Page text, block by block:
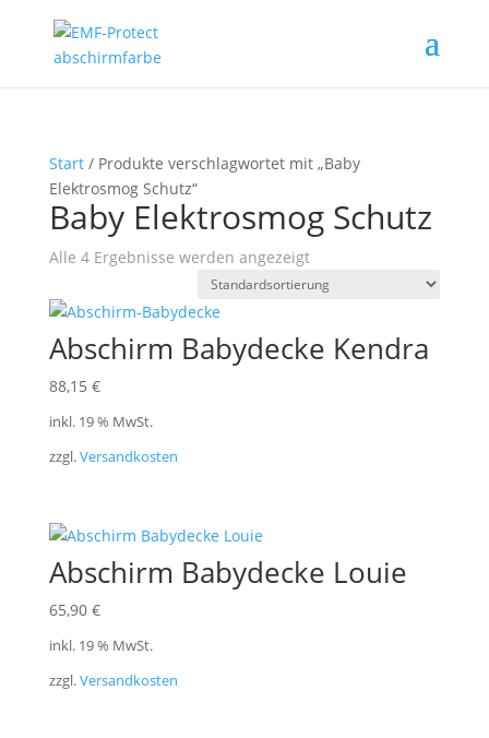
Start/ Produkte verschlagwortet mit „Baby
Elektrosmog Schutz“
Baby Elektrosmog Schutz
Alle 4 Ergebnisse werden angezeigt
Abschirm Babydecke Kendra
88,15 €
inkl. 19 % MwSt.
zzgl.Versandkosten
Abschirm Babydecke Louie
65,90 €
inkl. 19 % MwSt.
zzgl.Versandkosten